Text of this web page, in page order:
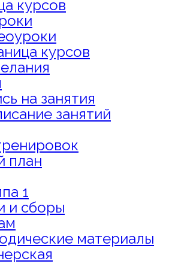
курсов
курсов
на занятия
занятий
план
1
и сборы
материалы